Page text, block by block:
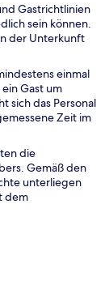
Gastrichtlinien
sein können.
der Unterkunft
einmal
Gast um
sich das Personal
Zeit im
die
Gemäß den
unterliegen
dem